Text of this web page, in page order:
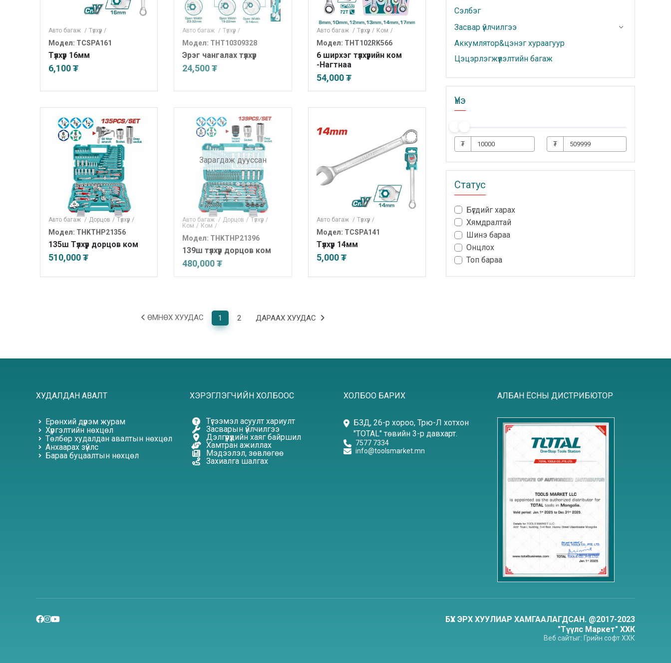
Авто багаж / Түлхүүр /
Модел: TCSPA161
Түлхүүр 16мм
6,100 ₮
Авто багаж / Түлхүүр /
Модел: THT10309328
Эрэг чангалах түлхүүр
24,500 ₮
Авто багаж / Түлхүүр / Ком /
Модел: THT102RK566
6 ширхэг түлхүүрийн ком
-Нагтнаа
54,000 ₮
Авто багаж / Дорцов / Түлхүүр /
Модел: THKTHP21356
135ш Түлхүүр дорцов ком
510,000 ₮
Зарагдаж дууссан
Авто багаж / Дорцов / Түлхүүр /
Ком / Ком /
Модел: THKTHP21396
139ш түлхүүр дорцов ком
480,000 ₮
Авто багаж / Түлхүүр /
Модел: TCSPA141
Түлхүүр 14мм
5,000 ₮
ӨМНӨХ ХУУДАС 1 2 ДАРААХ ХУУДАС
Сэлбэг
Засвар үйлчилгээ
Аккумлятор&цэнэг хураагуур
Цэцэрлэгжүүлэлтийн багаж
Үнэ
₮ ₮
Статус
Бүгдийг харах
Хямдралтай
Шинэ бараа
Онцлох
Топ бараа
ХУДАЛДАН АВАЛТ
Ерөнхий дүрэм журам
Хүргэлтийн нөхцөл
Төлбөр худалдан авалтын нөхцөл
Анхаарах зүйлс
Бараа буцаалтын нөхцөл
ХЭРЭГЛЭГЧИЙН ХОЛБООС
Түгээмэл асуулт хариулт
Засварын үйлчилгээ
Дэлгүүрүүдийн хаяг байршил
Хамтран ажиллах
Мэдээлэл, зөвлөгөө
Захиалга шалгах
ХОЛБОО БАРИХ
БЗД, 26-р хороо, Трю-Л хотхон
"TOTAL" төвийн 3-р давхарт.
7577 7334
info@toolsmarket.mn
АЛБАН ЁСНЫ ДИСТРИБЮТОР
БҮХ ЭРХ ХУУЛИАР ХАМГААЛАГДСАН. @2017-2023
"Түүлс Маркет" ХХК
Веб сайтыг: Грийн софтХХК